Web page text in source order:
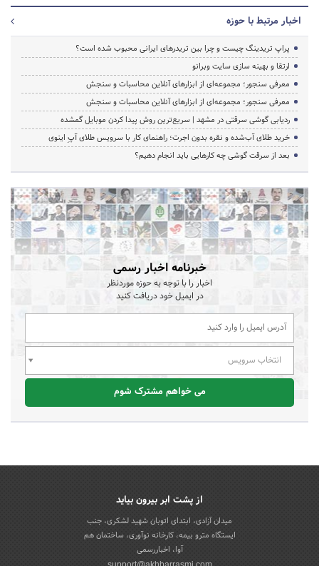
اخبار مرتبط با حوزه
پراپ تریدینگ چیست و چرا بین تریدرهای ایرانی محبوب شده است؟
ارتقا و بهینه سازی سایت وبرانو
معرفی سنجور؛ مجموعه‌ای از ابزارهای آنلاین محاسبات و سنجش
معرفی سنجور؛ مجموعه‌ای از ابزارهای آنلاین محاسبات و سنجش
ردیابی گوشی سرقتی در مشهد | سریع‌ترین روش پیدا کردن موبایل گمشده
خرید طلای آب‌شده و نقره بدون اجرت؛ راهنمای کار با سرویس طلای آپِ اینوی
بعد از سرقت گوشی چه کارهایی باید انجام دهیم؟
خبرنامه اخبار رسمی
اخبار را با توجه به حوزه موردنظر
در ایمیل خود دریافت کنید
انتخاب سرویس
می خواهم مشترک شوم
از پشت ابر بیرون بیاید
میدان آزادی، ابتدای اتوبان شهید لشکری، جنب
ایستگاه مترو بیمه، کارخانه نوآوری، ساختمان هم
آوا، اخباررسمی